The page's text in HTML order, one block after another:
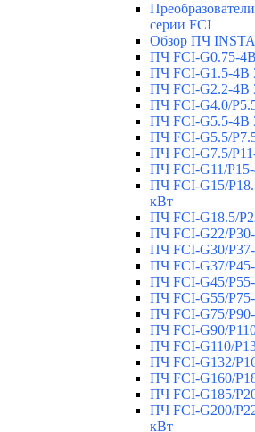
серии FCI
Обзор ПЧ
ПЧ FCI-G0.75-
ПЧ FCI-G1.5-4B
ПЧ FCI-G2.2-4B
ПЧ FCI-G4.0/
ПЧ FCI-G5.5-4B
ПЧ FCI-G5.5/
ПЧ FCI-G7.5/
ПЧ FCI-G11/
ПЧ FCI-G15/
кВт
ПЧ FCI-G18.5/
ПЧ FCI-G22/
ПЧ FCI-G30/
ПЧ FCI-G37/
ПЧ FCI-G45/
ПЧ FCI-G55/
ПЧ FCI-G75/
ПЧ FCI-G90/
ПЧ FCI-G110/
ПЧ FCI-G132/
ПЧ FCI-G160/
ПЧ FCI-G185/
ПЧ FCI-G200/
кВт